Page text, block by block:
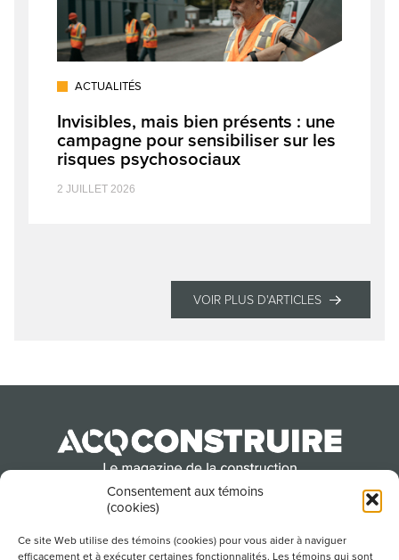
Consentement aux témoins
(cookies)
Ce site Web utilise des témoins (cookies) pour vous aider à naviguer
efficacement et à exécuter certaines fonctionnalités. Les témoins qui sont
ACTUALITÉS
Invisibles, mais bien présents : une
campagne pour sensibiliser sur les
risques psychosociaux
2 JUILLET 2026
VOIR PLUS D'ARTICLES
Québec